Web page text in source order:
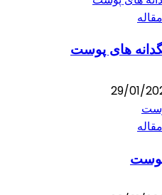
مقاله
های پوست
29/01/
مقاله